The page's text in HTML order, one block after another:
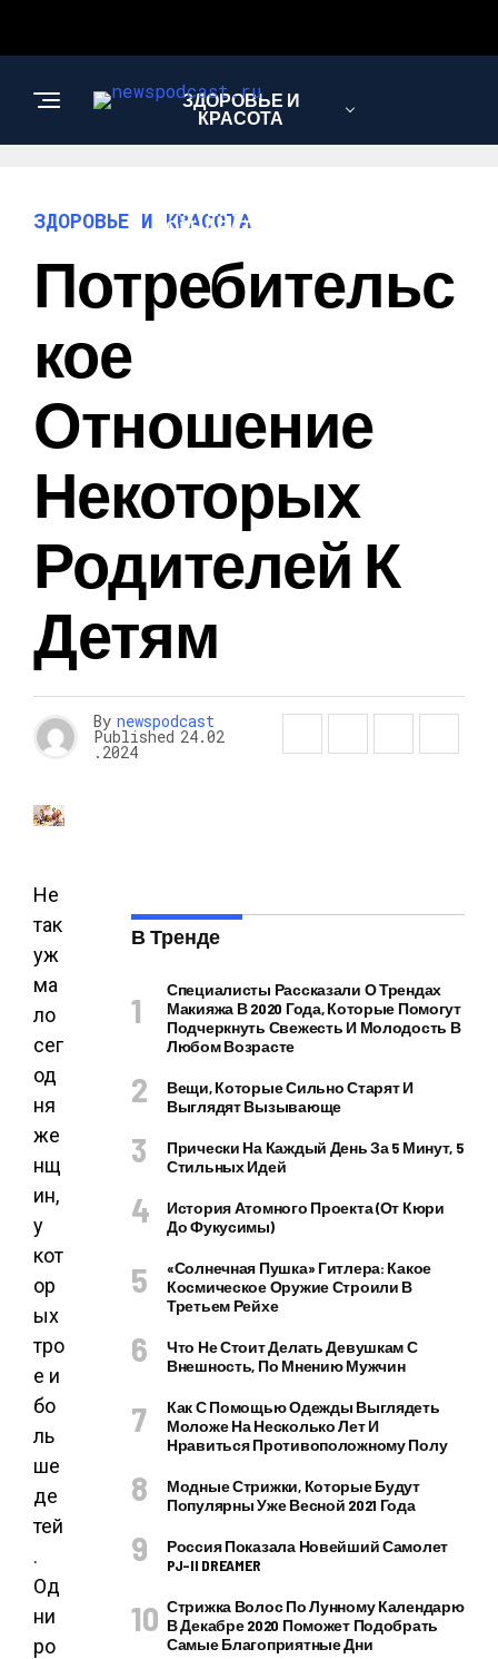
ЗДОРОВЬЕ И
КРАСОТА
ИНТЕРЕСНОЕ И
ПОЗНАВАТЕЛЬНОЕ
ЗДОРОВЬЕ И КРАСОТА
Потребительс
Кое
Отношение
Некоторых
Родителей К
Детям
By newspodcast
Published 24.02
.2024
Не
так
уж
ма
ло
сег
од
ня
же
нщ
ин,
у
кот
ор
ых
тро
е и
бо
ль
ше
де
тей
.
Од
ни
ро
В Тренде
Специалисты Рассказали О Трендах
Макияжа В 2020 Года, Которые Помогут
Подчеркнуть Свежесть И Молодость В
Любом Возрасте
Вещи, Которые Сильно Старят И
Выглядят Вызывающе
Прически На Каждый День За 5 Минут, 5
Стильных Идей
История Атомного Проекта (от Кюри
До Фукусимы)
«Солнечная Пушка» Гитлера: Какое
Космическое Оружие Строили В
Третьем Рейхе
Что Не Стоит Делать Девушкам С
Внешность, По Мнению Мужчин
Как С Помощью Одежды Выглядеть
Моложе На Несколько Лет И
Нравиться Противоположному Полу
Модные Стрижки, Которые Будут
Популярны Уже Весной 2021 Года
Россия Показала Новейший Самолет
PJ–II DREAMER
Стрижка Волос По Лунному Календарю
В Декабре 2020 Поможет Подобрать
Самые Благоприятные Дни